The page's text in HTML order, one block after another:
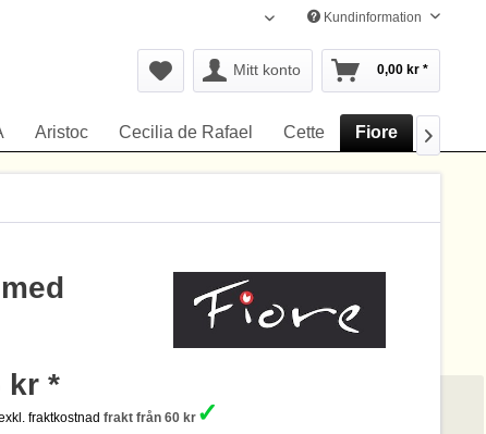
Svenska Kundinformation
Mitt konto 0,00 kr *
Aristoc Cecilia de Rafael Cette Fiore Gerbe

kr *
fraktkostnad frakt från 60 kr ✓